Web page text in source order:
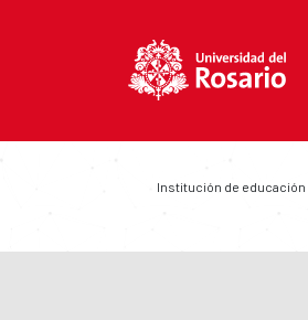
Institución de